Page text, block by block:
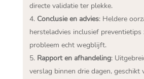
directe validatie ter plekke.​
Conclusie en advies: Heldere
hersteladvies inclusief preventietips
probleem echt wegblijft.​
Rapport en afhandeling:
verslag binnen drie dagen, geschikt